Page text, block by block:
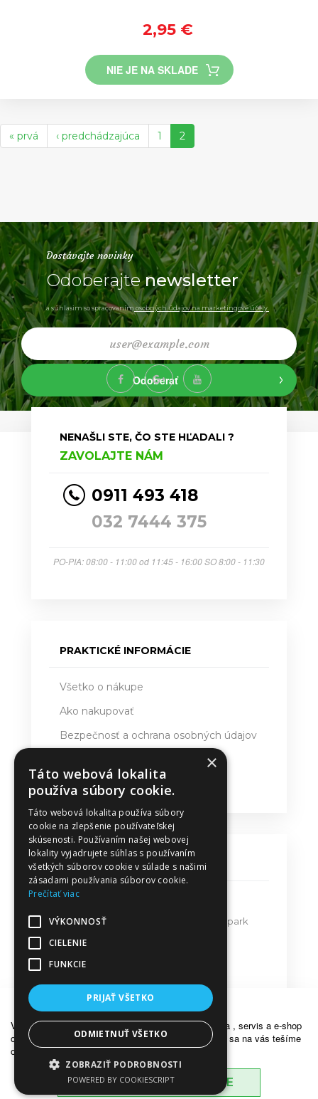
2,95 €
NIE JE NA SKLADE
« prvá ‹ predchádzajúca 1 2
Dostávajte novinky
Odoberajtenewsletter
a súhlasim so spracovaním osobných údajov na marketingové účely.
Odoberať
NENAŠLI STE, ČO STE HĽADALI ?
ZAVOLAJTE NÁM
0911 493 418
032 7444 375
PO-PIA: 08:00 - 11:00 od 11:45 - 16:00 SO 8:00 - 11:30
PRAKTICKÉ INFORMÁCIE
Všetko o nákupe
Ako nakupovať
Bezpečnosť a ochrana osobných údajov
Obchodné podmienky
KONTAKT
Bratislavská ulica 579, Priemyselný park
911 05 Trenčín
mpt@mpt.sk
dakr@mpt.sk
© 2017 Všetky práva vyhradené |
grafeon.sk
OZNÁMENIE
Vážení zákazníci, z dôvodu dovolenky bude predajňa , servis a e-shop
od 18.7.2026 do 26.7.2026 ZATVORENÝ . Opätovne sa na vás tešíme
od pondelka 27.7.2026. Ďakujeme za porozumenie .
BERIEM NA VEDOMIE
×
Táto webová lokalita
používa súbory cookie.
Táto webová lokalita používa súbory
cookie na zlepšenie používateľskej
skúsenosti. Používaním našej webovej
lokality vyjadrujete súhlas s používaním
všetkých súborov cookie v súlade s našimi
zásadami používania súborov cookie.
Prečítať viac
VÝKONNOSŤ
CIELENIE
FUNKCIE
PRIJAŤ VŠETKO
ODMIETNUŤ VŠETKO
ZOBRAZIŤ PODROBNOSTI
POWERED BY COOKIESCRIPT